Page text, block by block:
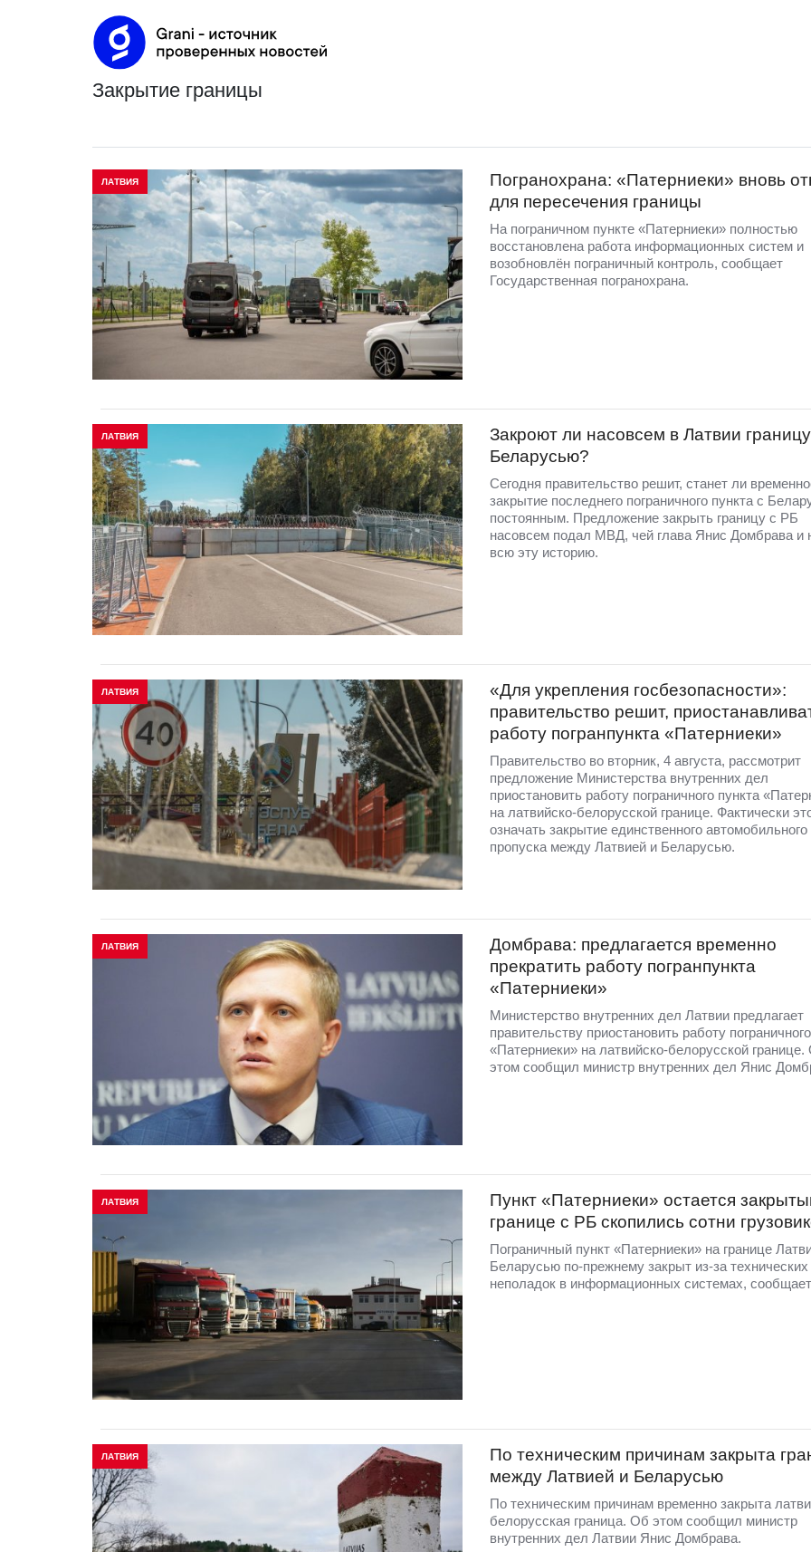
закрытие границы
ЛАТВИЯ
Погранохрана: «Патерниеки» вновь
для пересечения границы
На пограничном пункте «Патерниеки» полностью
восстановлена работа информационных систем и
возобновлён пограничный контроль, сообщает
Государственная погранохрана.
ЛАТВИЯ
Закроют ли насовсем в Латвии
Беларусью?
Сегодня правительство решит, станет ли
закрытие последнего пограничного пункта с
постоянным. Предложение закрыть границу с РБ
насовсем подал МВД, чей глава Янис Домбрава и
всю эту историю.
ЛАТВИЯ
«Для укрепления госбезопасности»:
правительство решит,
работу погранпункта «Патерниеки»
Правительство во вторник, 4 августа, рассмотрит
предложение Министерства внутренних дел
приостановить работу пограничного пункта
на латвийско-белорусской границе. Фактически
означать закрытие единственного автомобильного
пропуска между Латвией и Беларусью.
ЛАТВИЯ
Домбрава: предлагается временно
прекратить работу погранпункта
«Патерниеки»
Министерство внутренних дел Латвии предлагает
правительству приостановить работу
«Патерниеки» на латвийско-белорусской границе.
этом сообщил министр внутренних дел Янис
ЛАТВИЯ
Пункт «Патерниеки» остается
границе с РБ скопились сотни
Пограничный пункт «Патерниеки» на границе
Беларусью по-прежнему закрыт из-за технических
неполадок в информационных системах,
ЛАТВИЯ
По техническим причинам закрыта
между Латвией и Беларусью
По техническим причинам временно закрыта
белорусская граница. Об этом сообщил министр
внутренних дел Латвии Янис Домбрава.